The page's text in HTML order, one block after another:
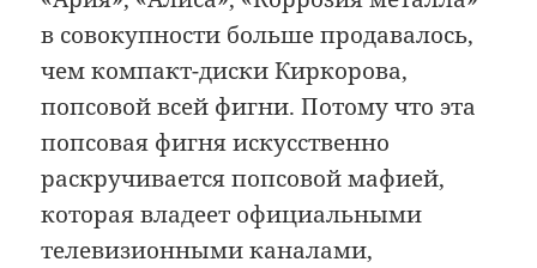
в совокупности больше продавалось,
чем компакт-диски Киркорова,
попсовой всей фигни. Потому что эта
попсовая фигня искусственно
раскручивается попсовой мафией,
которая владеет официальными
телевизионными каналами,